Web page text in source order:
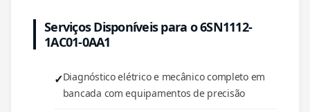
Serviços Disponíveis para o 6SN1112-
1AC01-0AA1
Diagnóstico elétrico e mecânico completo em
bancada com equipamentos de precisão